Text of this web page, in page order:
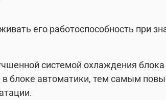
его работоспособность при
системой охлаждения
в блоке автоматики, тем самым